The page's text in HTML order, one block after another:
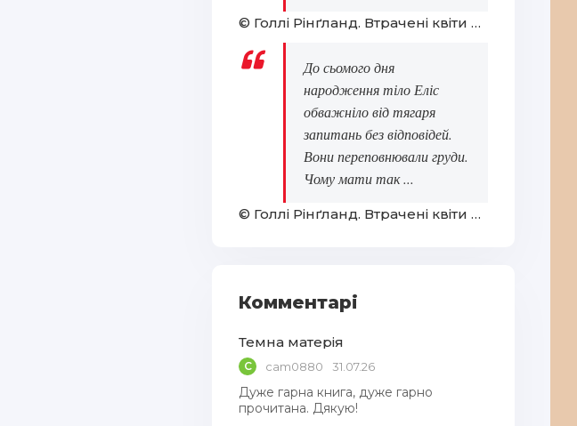
© Голлі Рінґланд. Втрачені квіти Еліс Гарт
До сьомого дня
народження тіло Еліс
обважніло від тягаря
запитань без відповідей.
Вони переповнювали груди.
Чому мати так ...
© Голлі Рінґланд. Втрачені квіти Еліс Гарт
Комментарі
Темна матерія
C cam0880 31.07.26
Дуже гарна книга, дуже гарно
прочитана. Дякую!